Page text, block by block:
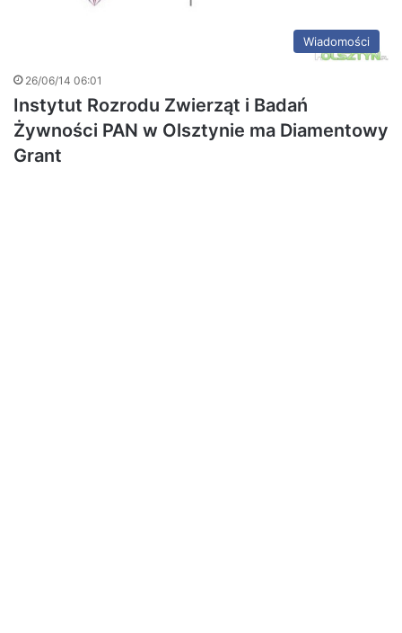
Wiadomości
26/06/14 06:01
Instytut Rozrodu Zwierząt i Badań
Żywności PAN w Olsztynie ma Diamentowy
Grant